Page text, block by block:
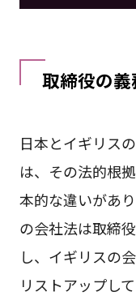
取締役の
日本とイギリス
は、その法的根
本的な違いがあ
の会社法は取締
し、イギリスの
リストアップして